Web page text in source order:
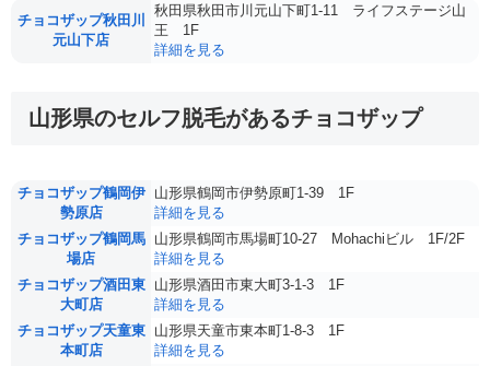
チョコザップ秋田川
元山下店
秋田県秋田市川元山下町1-11 ライフステージ山
王 1F
詳細を見る
山形県のセルフ脱毛があるチョコザップ
チョコザップ鶴岡伊
勢原店
山形県鶴岡市伊勢原町1-39 1F
詳細を見る
チョコザップ鶴岡馬
場店
山形県鶴岡市馬場町10-27 Mohachiビル 1F/2F
詳細を見る
チョコザップ酒田東
大町店
山形県酒田市東大町3-1-3 1F
詳細を見る
チョコザップ天童東
本町店
山形県天童市東本町1-8-3 1F
詳細を見る